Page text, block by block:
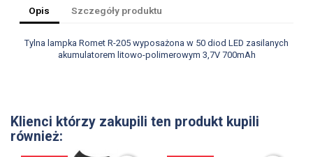
Opis Szczegóły produktu
Tylna lampka Romet R-205 wyposażona w 50 diod LED zasilanych
akumulatorem litowo-polimerowym 3,7V 700mAh
Klienci którzy zakupili ten produkt kupili
również: